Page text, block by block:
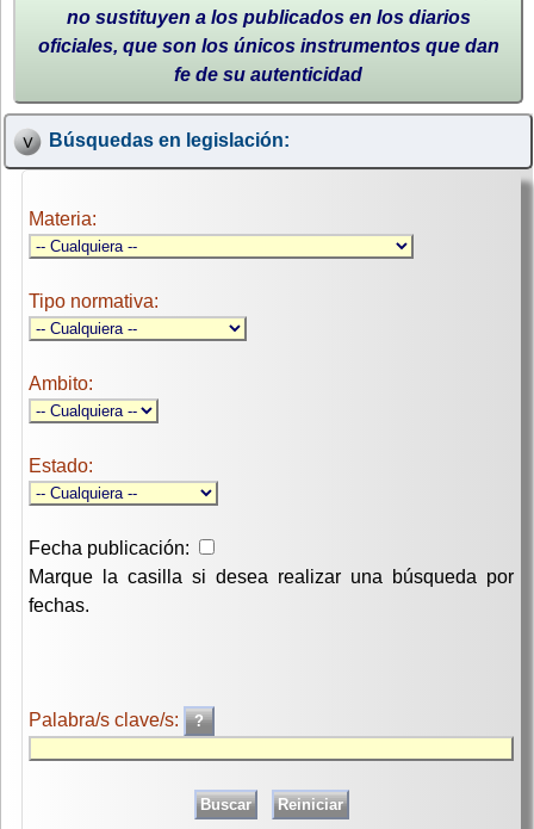
no sustituyen a los publicados en los diarios
oficiales, que son los únicos instrumentos que dan
fe de su autenticidad
Búsquedas en legislación:
Materia:
Tipo normativa:
Ambito:
Estado:
Fecha publicación:
Marque la casilla si desea realizar una búsqueda por
fechas.
Palabra/s clave/s: